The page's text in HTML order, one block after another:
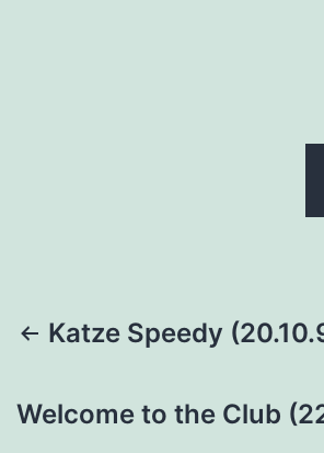
Katze Speedy
Welcome to the Club